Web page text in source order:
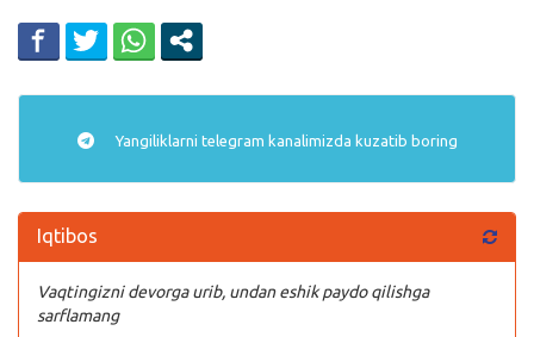
Yangiliklarni telegram kanalimizda kuzatib boring
Iqtibos
Vaqtingizni devorga urib, undan eshik paydo qilishga
sarflamang